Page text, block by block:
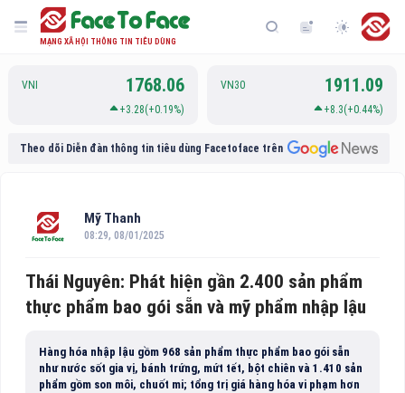
MẠNG XÃ HỘI THÔNG TIN TIÊU DÙNG
VNI 1768.06
+3.28(+0.19%)
VN30 1911.09
+8.3(+0.44%)
Theo dõi Diễn đàn thông tin tiêu dùng Facetoface trên
Mỹ Thanh
08:29, 08/01/2025
Thái Nguyên: Phát hiện gần 2.400 sản phẩm
thực phẩm bao gói sẵn và mỹ phẩm nhập lậu
Hàng hóa nhập lậu gồm 968 sản phẩm thực phẩm bao gói sẵn
như nước sốt gia vị, bánh trứng, mứt tết, bột chiên và 1.410 sản
phẩm gồm son môi, chuốt mi; tổng trị giá hàng hóa vi phạm hơn